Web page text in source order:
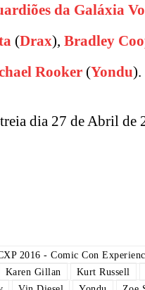
da Galáxia
(Drax), Bradley
Rooker (Yondu).
dia 27 de Abril de
2016 - Comic Con
Karen Gillan Kurt Russell